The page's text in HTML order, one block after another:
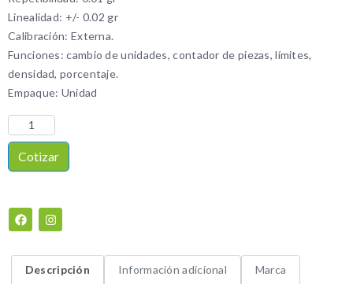
Linealidad: +/- 0.02 gr
Calibración: Externa.
Funciones: cambio de unidades, contador de piezas, límites,
densidad, porcentaje.
Empaque: Unidad
Cotizar
Descripción Información adicional Marca